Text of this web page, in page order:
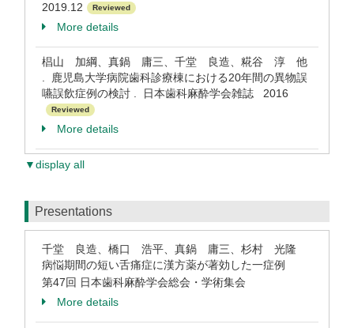
2019.12
Reviewed
More details
椙山 加綱、真鍋 庸三、千堂 良造、糀谷 淳 他
. 鹿児島大学病院歯科診療棟における20年間の異物誤
嚥誤飲症例の検討 . 日本歯科麻酔学会雑誌 2016
Reviewed
More details
▼display all
Presentations
千堂 良造、橋口 浩平、真鍋 庸三、杉村 光隆
病悩期間の短い舌痛症に漢方薬が著効した一症例
第47回 日本歯科麻酔学会総会・学術集会
More details